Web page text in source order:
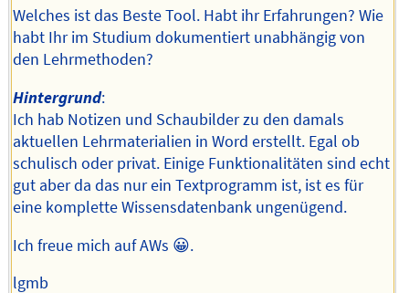
Welches ist das Beste Tool. Habt ihr Erfahrungen? Wie
habt Ihr im Studium dokumentiert unabhängig von
den Lehrmethoden?
Hintergrund:
Ich hab Notizen und Schaubilder zu den damals
aktuellen Lehrmaterialien in Word erstellt. Egal ob
schulisch oder privat. Einige Funktionalitäten sind echt
gut aber da das nur ein Textprogramm ist, ist es für
eine komplette Wissensdatenbank ungenügend.
Ich freue mich auf AWs 😀.
lgmb